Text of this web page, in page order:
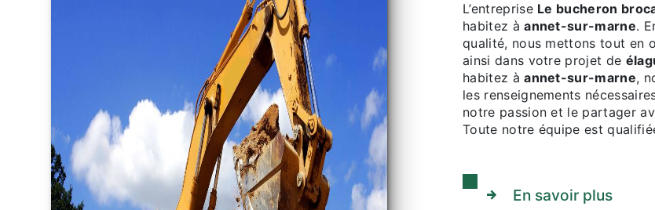
L’entreprise Le bucheron
habitez àannet-sur-marne.
qualité, nous mettons tout en
ainsi dans votre projet de
habitez àannet-sur-marne,
les renseignements
notre passion et le partager
Toute notre équipe est
En savoir plus